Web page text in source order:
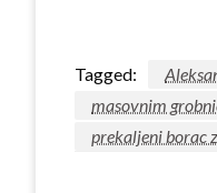
Tagged:
masovnim
prekaljeni borac